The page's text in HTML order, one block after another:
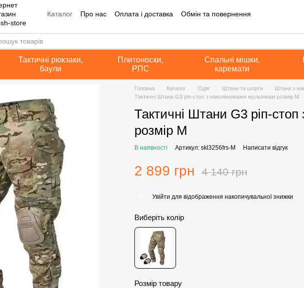
store
Каталог Про нас Оплата і доставка
Обмін та повернення
Публічна оферта
Тактичні рюкзаки,
баули
Плитоноски,
РПС
Спальні мішки,
каремати
Головна Каталог Одяг Штани та шорти Штани з
Тактичні Штани G3 ріп-стоп з наколінниками мультикам розмір M
Тактичні Штани G3 ріп-
розмір M
В наявності Артикул: skl3256frs-M Написати відгук
2 899 грн 4 140 грн
Увійти для відображення накопичувальної знижки
Виберіть колір
Розмір товару